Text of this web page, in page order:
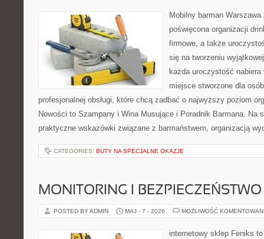
Mobilny barman
poświęcona organizacji
firmowe, a także
się na tworzeniu
każda uroczystość
miejsce stworzone dla
profesjonalnej obsługi, które chcą zadbać o najwyższy poziom
Nowości to Szampany i Wina Musujące i Poradnik Barmana. Na
praktyczne wskazówki związane z barmaństwem, organizacją
CATEGORIES: BUTY NA SPECJALNE OKAZJE
MONITORING I
POSTED BY ADMIN MAJ - 7 - 2026 MOŻLIWOŚĆ
internetowy sklep Feniks